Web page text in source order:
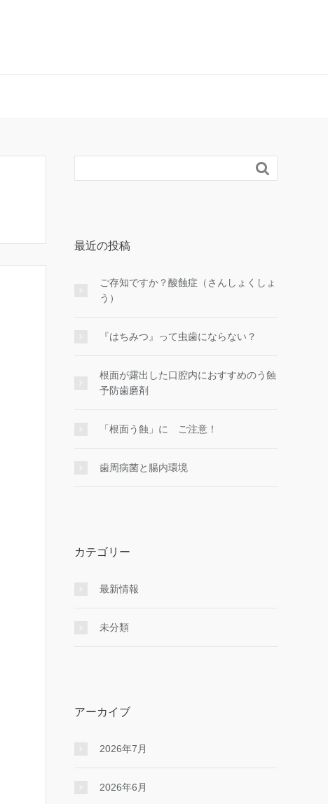

最近の投稿
ご存知ですか？酸蝕症（さんしょくしょ
う）
『はちみつ』って虫歯にならない？
根面が露出した口腔内におすすめのう蝕
予防歯磨剤
「根面う蝕」に ご注意！
歯周病菌と腸内環境
カテゴリー
最新情報
未分類
アーカイブ
2026年7月
2026年6月